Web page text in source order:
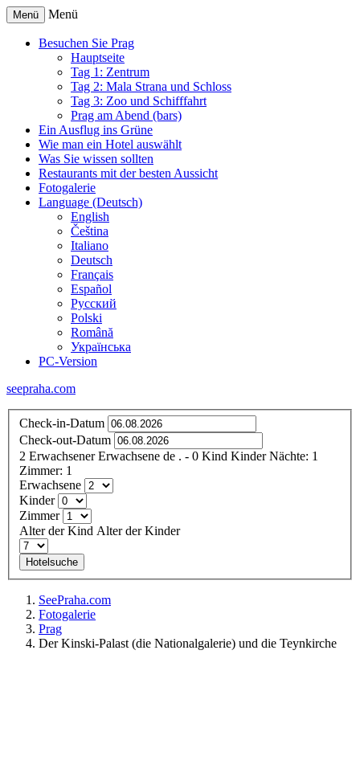
Menü Menü
Besuchen Sie Prag
Hauptseite
Tag 1: Zentrum
Tag 2: Mala Strana und Schloss
Tag 3: Zoo und Schifffahrt
Prag am Abend (bars)
Ein Ausflug ins Grüne
Wie man ein Hotel auswählt
Was Sie wissen sollten
Restaurants mit der besten Aussicht
Fotogalerie
Language (Deutsch)
English
Čeština
Italiano
Deutsch
Français
Español
Русский
Polski
Română
Українська
PC-Version
seepraha.com
Check-in-Datum
Check-out-Datum
2 Erwachsener Erwachsene de . - 0 Kind Kinder Nächte: 1
Zimmer: 1
Erwachsene
Kinder
Zimmer
Alter der Kind Alter der Kinder
Hotelsuche
SeePraha.com
Fotogalerie
Prag
Der Kinski-Palast (die Nationalgalerie) und die Teynkirche